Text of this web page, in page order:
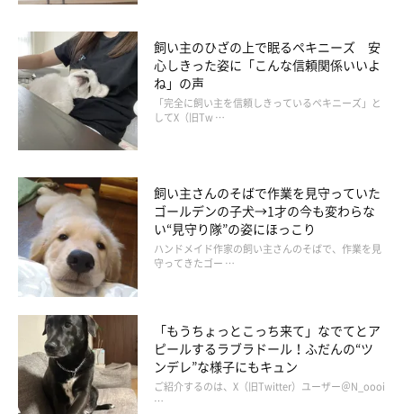
飼い主のひざの上で眠るペキニーズ 安
心しきった姿に「こんな信頼関係いいよ
ね」の声
「完全に飼い主を信頼しきっているペキニーズ」と
してX（旧Tw …
飼い主さんのそばで作業を見守っていた
ゴールデンの子犬→1才の今も変わらな
い“見守り隊”の姿にほっこり
ハンドメイド作家の飼い主さんのそばで、作業を見
守ってきたゴー …
「もうちょっとこっち来て」なでてとア
ピールするラブラドール！ふだんの“ツ
ンデレ”な様子にもキュン
ご紹介するのは、X（旧Twitter）ユーザー＠N_oooi
…